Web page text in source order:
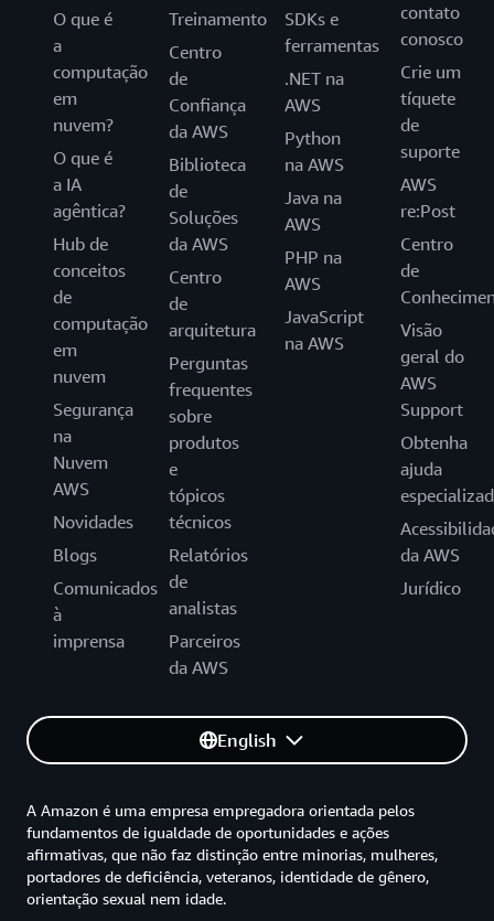
O que é
a
computação
em
nuvem?
O que é
a IA
agêntica?
Hub de
conceitos
de
computação
em
nuvem
Segurança
na
Nuvem
AWS
Novidades
Blogs
Comunicados
à
imprensa
Treinamento
Centro
de
Confiança
da AWS
Biblioteca
de
Soluções
da AWS
Centro
de
arquitetura
Perguntas
frequentes
sobre
produtos
e
tópicos
técnicos
Relatórios
de
analistas
Parceiros
da AWS
SDKs e
ferramentas
.NET na
AWS
Python
na AWS
Java na
AWS
PHP na
AWS
JavaScript
na AWS
contato
conosco
Crie um
tíquete
de
suporte
AWS
re:Post
Centro
de
Visão
geral do
AWS
Support
Obtenha
ajuda
da AWS
Jurídico
English
A Amazon é uma empresa empregadora orientada pelos
fundamentos de igualdade de oportunidades e ações
afirmativas, que não faz distinção entre minorias, mulheres,
portadores de deficiência, veteranos, identidade de gênero,
orientação sexual nem idade.